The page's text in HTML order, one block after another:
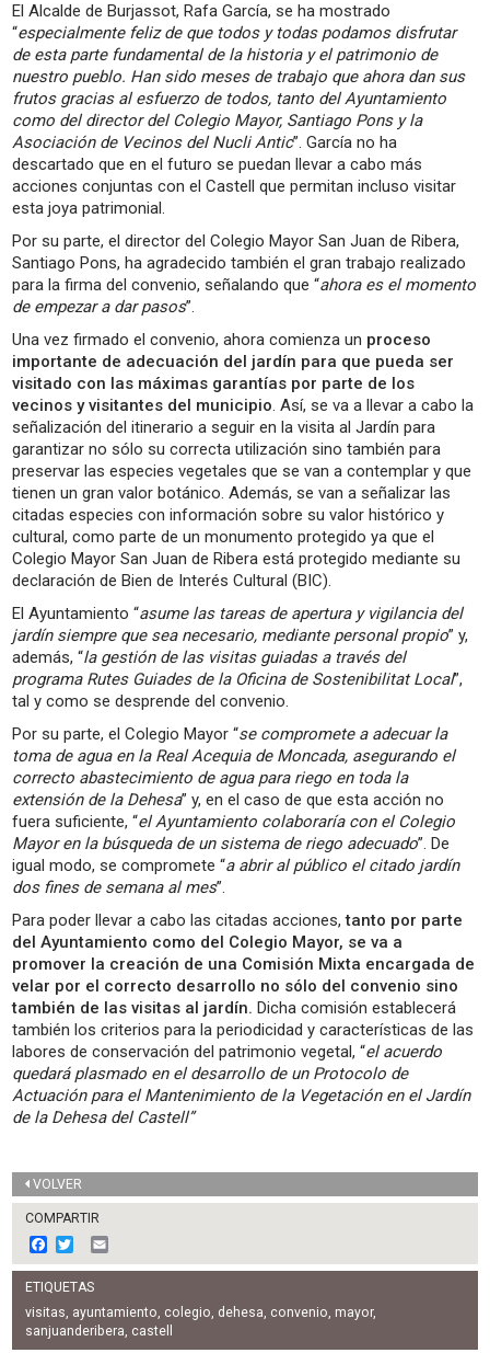
El Alcalde de Burjassot, Rafa García, se ha mostrado
“especialmente feliz de que todos y todas podamos disfrutar
de esta parte fundamental de la historia y el patrimonio de
nuestro pueblo. Han sido meses de trabajo que ahora dan sus
frutos gracias al esfuerzo de todos, tanto del Ayuntamiento
como del director del Colegio Mayor, Santiago Pons y la
Asociación de Vecinos del Nucli Antic”. García no ha
descartado que en el futuro se puedan llevar a cabo más
acciones conjuntas con el Castell que permitan incluso visitar
esta joya patrimonial.
Por su parte, el director del Colegio Mayor San Juan de Ribera,
Santiago Pons, ha agradecido también el gran trabajo realizado
para la firma del convenio, señalando que “ahora es el momento
de empezar a dar pasos”.
Una vez firmado el convenio, ahora comienza un proceso
importante de adecuación del jardín para que pueda ser
visitado con las máximas garantías por parte de los
vecinos y visitantes del municipio. Así, se va a llevar a cabo la
señalización del itinerario a seguir en la visita al Jardín para
garantizar no sólo su correcta utilización sino también para
preservar las especies vegetales que se van a contemplar y que
tienen un gran valor botánico. Además, se van a señalizar las
citadas especies con información sobre su valor histórico y
cultural, como parte de un monumento protegido ya que el
Colegio Mayor San Juan de Ribera está protegido mediante su
declaración de Bien de Interés Cultural (BIC).
El Ayuntamiento “asume las tareas de apertura y vigilancia del
jardín siempre que sea necesario, mediante personal propio” y,
además, “la gestión de las visitas guiadas a través del
programa Rutes Guiades de la Oficina de Sostenibilitat Local”,
tal y como se desprende del convenio.
Por su parte, el Colegio Mayor “se compromete a adecuar la
toma de agua en la Real Acequia de Moncada, asegurando el
correcto abastecimiento de agua para riego en toda la
extensión de la Dehesa” y, en el caso de que esta acción no
fuera suficiente, “el Ayuntamiento colaboraría con el Colegio
Mayor en la búsqueda de un sistema de riego adecuado”. De
igual modo, se compromete “a abrir al público el citado jardín
dos fines de semana al mes”.
Para poder llevar a cabo las citadas acciones,tanto por parte
del Ayuntamiento como del Colegio Mayor, se va a
promover la creación de una Comisión Mixta encargada de
velar por el correcto desarrollo no sólo del convenio sino
también de las visitas al jardín. Dicha comisión establecerá
también los criterios para la periodicidad y características de las
labores de conservación del patrimonio vegetal, “el acuerdo
quedará plasmado en el desarrollo de un Protocolo de
Actuación para el Mantenimiento de la Vegetación en el Jardín
de la Dehesa del Castell”
VOLVER
COMPARTIR
F
a
c
e
b
o
w
i
t
t
e
m
l
ETIQUETAS
visitas, ayuntamiento, colegio, dehesa, convenio, mayor,
sanjuanderibera, castell